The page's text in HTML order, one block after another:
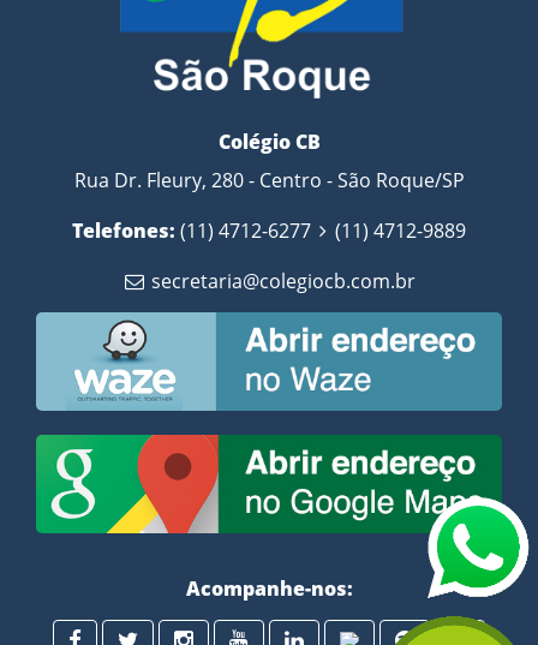
Colégio CB
Rua Dr. Fleury, 280 - Centro - São Roque/SP
Telefones: (11) 4712-6277
(11) 4712-9889
secretaria@colegiocb.com.br
Acompanhe-nos: